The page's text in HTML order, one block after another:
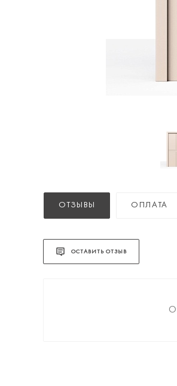
ОТЗЫВЫ ОПЛАТА
ОСТАВИТЬ ОТЗЫВ